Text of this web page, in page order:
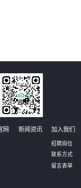
网 新闻资讯 加入我们
招聘岗位
联系方式
留言表单